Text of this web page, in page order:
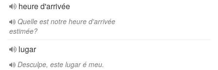
heure d'arrivée
Quelle est notre heure d'arrivée
estimée?
lugar
Desculpe, este lugar é meu.